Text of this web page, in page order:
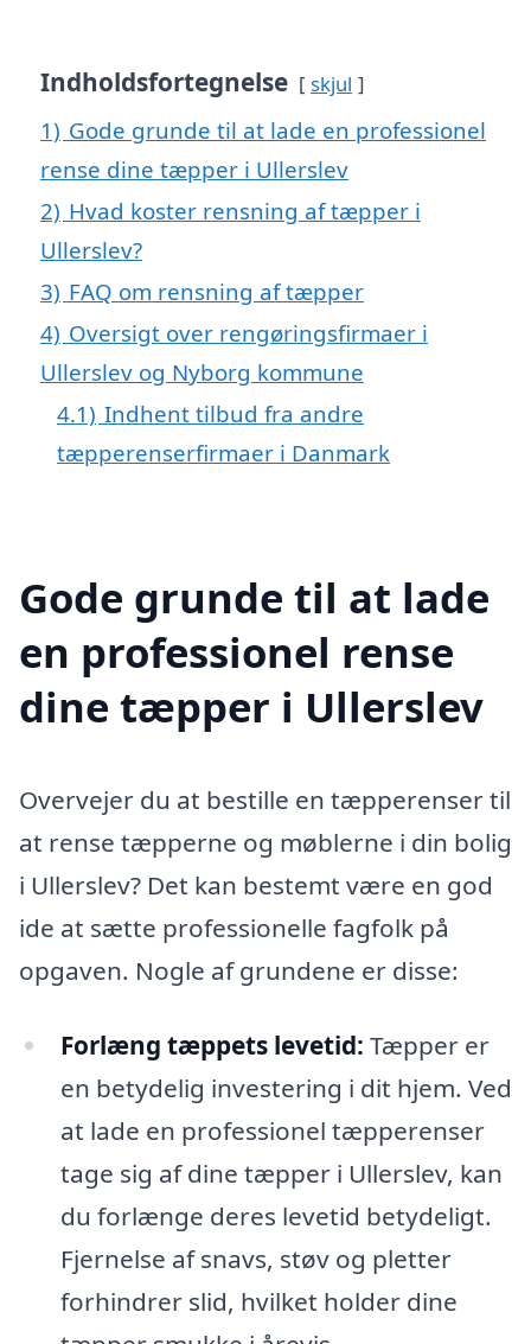
Indholdsfortegnelse skjul
1) Gode grunde til at lade en professionel
rense dine tæpper i Ullerslev
2) Hvad koster rensning af tæpper i
Ullerslev?
3) FAQ om rensning af tæpper
4) Oversigt over rengøringsfirmaer i
Ullerslev og Nyborg kommune
4.1) Indhent tilbud fra andre
tæpperenserfirmaer i Danmark
Gode grunde til at lade
en professionel rense
dine tæpper i Ullerslev
Overvejer du at bestille en tæpperenser til
at rense tæpperne og møblerne i din bolig
i Ullerslev? Det kan bestemt være en god
ide at sætte professionelle fagfolk på
opgaven. Nogle af grundene er disse:
Forlæng tæppets levetid: Tæpper er
en betydelig investering i dit hjem. Ved
at lade en professionel tæpperenser
tage sig af dine tæpper i Ullerslev, kan
du forlænge deres levetid betydeligt.
Fjernelse af snavs, støv og pletter
forhindrer slid, hvilket holder dine